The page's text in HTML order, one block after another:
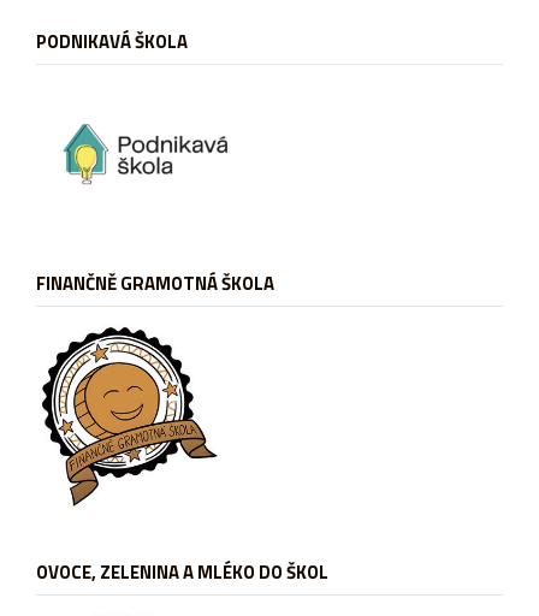
PODNIKAVÁ ŠKOLA
FINANČNĚ GRAMOTNÁ ŠKOLA
OVOCE, ZELENINA A MLÉKO DO ŠKOL